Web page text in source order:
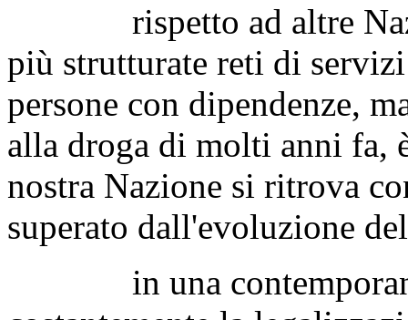
rispetto ad altre
più strutturate reti di
persone con dipendenze,
alla droga di molti anni fa,
nostra Nazione si ritrova
superato dall'evoluzione
in una